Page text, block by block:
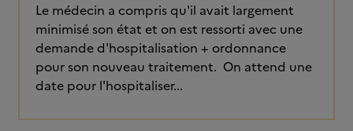
Le médecin a compris qu'il avait largement
minimisé son état et on est ressorti avec une
demande d'hospitalisation + ordonnance
pour son nouveau traitement. On attend une
date pour l'hospitaliser...